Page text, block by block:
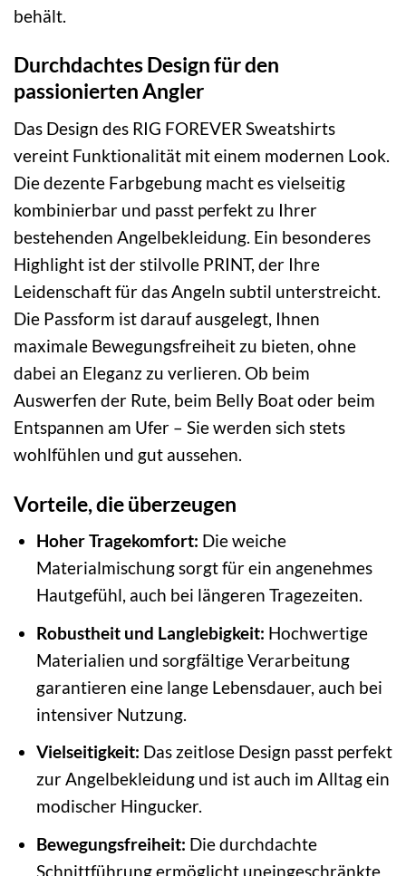
behält.
Durchdachtes Design für den
passionierten Angler
Das Design des RIG FOREVER Sweatshirts
vereint Funktionalität mit einem modernen Look.
Die dezente Farbgebung macht es vielseitig
kombinierbar und passt perfekt zu Ihrer
bestehenden Angelbekleidung. Ein besonderes
Highlight ist der stilvolle PRINT, der Ihre
Leidenschaft für das Angeln subtil unterstreicht.
Die Passform ist darauf ausgelegt, Ihnen
maximale Bewegungsfreiheit zu bieten, ohne
dabei an Eleganz zu verlieren. Ob beim
Auswerfen der Rute, beim Belly Boat oder beim
Entspannen am Ufer – Sie werden sich stets
wohlfühlen und gut aussehen.
Vorteile, die überzeugen
Hoher Tragekomfort: Die weiche
Materialmischung sorgt für ein angenehmes
Hautgefühl, auch bei längeren Tragezeiten.
Robustheit und Langlebigkeit: Hochwertige
Materialien und sorgfältige Verarbeitung
garantieren eine lange Lebensdauer, auch bei
intensiver Nutzung.
Vielseitigkeit: Das zeitlose Design passt perfekt
zur Angelbekleidung und ist auch im Alltag ein
modischer Hingucker.
Bewegungsfreiheit: Die durchdachte
Schnittführung ermöglicht uneingeschränkte